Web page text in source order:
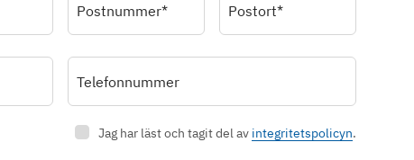
Postnummer* Postort*
Telefonnummer
Jag har läst och tagit del av integritetspolicyn.